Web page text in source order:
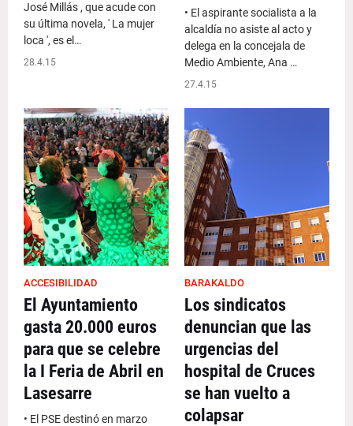
José Millás , que acude con
su última novela, ' La mujer
loca ', es el…
28.4.15
• El aspirante socialista a la
alcaldía no asiste al acto y
delega en la concejala de
Medio Ambiente, Ana …
27.4.15
ACCESIBILIDAD
El Ayuntamiento
gasta 20.000 euros
para que se celebre
la I Feria de Abril en
Lasesarre
• El PSE destinó en marzo
BARAKALDO
Los sindicatos
denuncian que las
urgencias del
hospital de Cruces
se han vuelto a
colapsar